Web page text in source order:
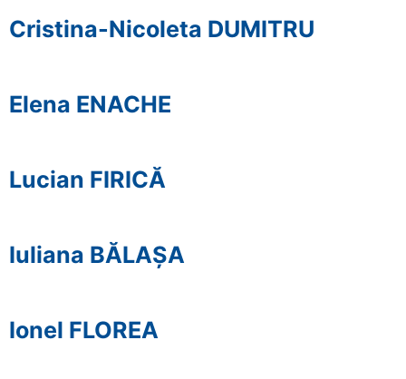
Cristina-Nicoleta DUMITRU
Elena ENACHE
Lucian FIRICĂ
Iuliana BĂLAȘA
Ionel FLOREA